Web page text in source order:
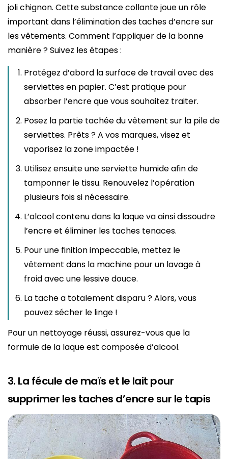
joli chignon. Cette substance collante joue un rôle
important dans l’élimination des taches d’encre sur
les vêtements. Comment l’appliquer de la bonne
manière ? Suivez les étapes :
Protégez d’abord la surface de travail avec des
serviettes en papier. C’est pratique pour
absorber l’encre que vous souhaitez traiter.
Posez la partie tachée du vêtement sur la pile de
serviettes. Prêts ? A vos marques, visez et
vaporisez la zone impactée !
Utilisez ensuite une serviette humide afin de
tamponner le tissu. Renouvelez l’opération
plusieurs fois si nécessaire.
L’alcool contenu dans la laque va ainsi dissoudre
l’encre et éliminer les taches tenaces.
Pour une finition impeccable, mettez le
vêtement dans la machine pour un lavage à
froid avec une lessive douce.
La tache a totalement disparu ? Alors, vous
pouvez sécher le linge !
Pour un nettoyage réussi, assurez-vous que la
formule de la laque est composée d’alcool.
3. La fécule de maïs et le lait pour
supprimer les taches d’encre sur le tapis